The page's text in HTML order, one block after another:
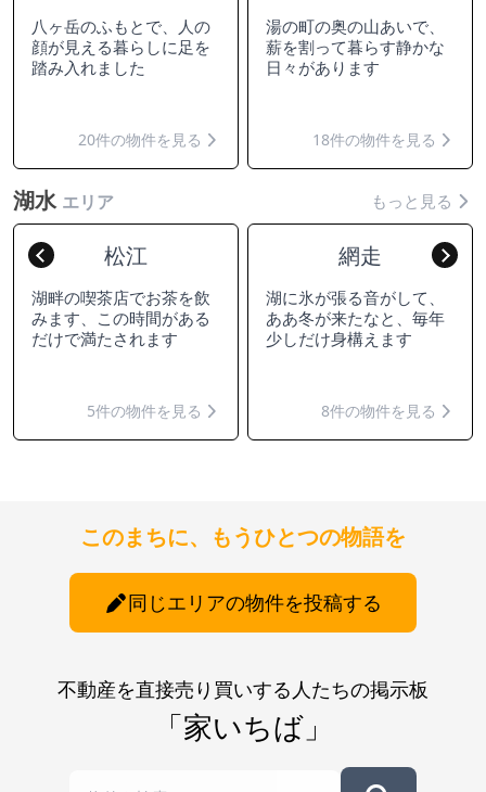
八ヶ岳のふもとで、人の
顔が見える暮らしに足を
踏み入れました
20件の物件を見る
湯の町の奥の山あいで、
薪を割って暮らす静かな
日々があります
18件の物件を見る
湖水 エリア もっと見る
Previous松江
湖畔の喫茶店でお茶を飲
みます、この時間がある
だけで満たされます
5件の物件を見る
網走
湖に氷が張る音がして、
ああ冬が来たなと、毎年
少しだけ身構えます
8件の物件を見る
このまちに、もうひとつの物語を
同じエリアの物件を投稿する
不動産を直接売り買いする人たちの掲示板
「家いちば」